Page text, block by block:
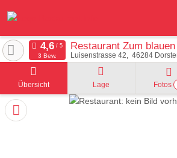
Restaurant Zum
Luisenstrasse 42 46284
3 Bew.
Übersicht Lage Fotos